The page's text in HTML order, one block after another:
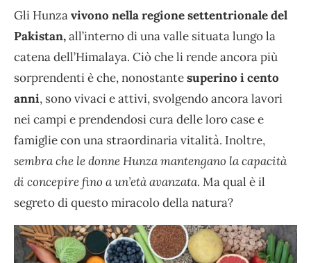
Gli Hunzavivono nella regione settentrionale del
Pakistan,all’interno di una valle situata lungo la
catena dell’Himalaya. Ciò che li rende ancora più
sorprendenti è che, nonostantesuperino i cento
anni, sono vivaci e attivi, svolgendo ancora lavori
nei campi e prendendosi cura delle loro case e
famiglie con una straordinaria vitalità. Inoltre,
sembra che le donne Hunza mantengano la capacità
di concepire fino a un’età avanzata. Ma qual è il
segreto di questo miracolo della natura?